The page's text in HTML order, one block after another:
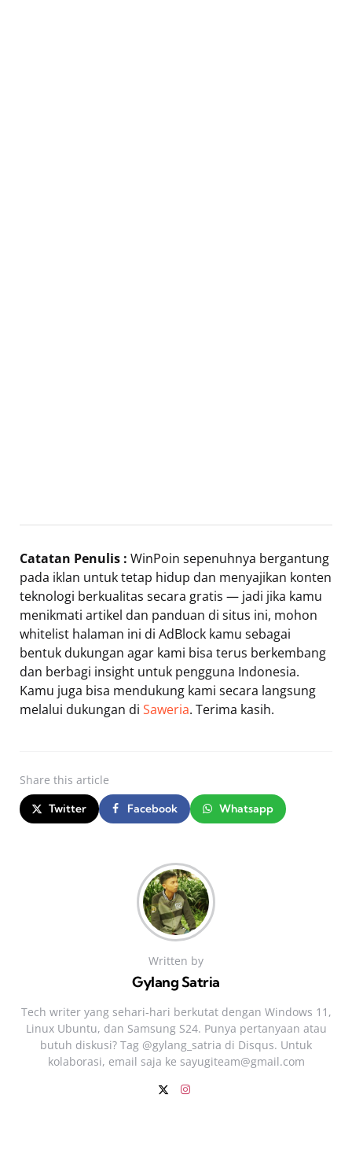
Catatan Penulis : WinPoin sepenuhnya bergantung
pada iklan untuk tetap hidup dan menyajikan konten
teknologi berkualitas secara gratis — jadi jika kamu
menikmati artikel dan panduan di situs ini, mohon
whitelist halaman ini di AdBlock kamu sebagai
bentuk dukungan agar kami bisa terus berkembang
dan berbagi insight untuk pengguna Indonesia.
Kamu juga bisa mendukung kami secara langsung
melalui dukungan di Saweria. Terima kasih.
Share this article
Twitter Facebook Whatsapp
Written by
Gylang Satria
Tech writer yang sehari‑hari berkutat dengan Windows 11,
Linux Ubuntu, dan Samsung S24. Punya pertanyaan atau
butuh diskusi? Tag @gylang_satria di Disqus. Untuk
kolaborasi, email saja ke sayugiteam@gmail.com